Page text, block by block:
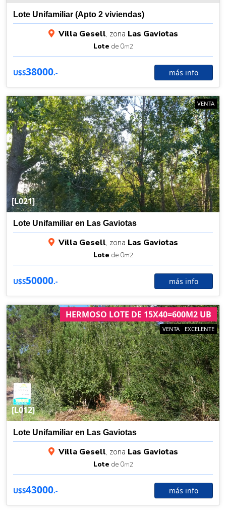
Lote Unifamiliar (Apto 2 viviendas)
Villa Gesell, zona Las Gaviotas
Lote de 0m2
U$S38000.- más info
[L021]
VENTA
Lote Unifamiliar en Las Gaviotas
Villa Gesell, zona Las Gaviotas
Lote de 0m2
U$S50000.- más info
[L012]
HERMOSO LOTE DE 15X40=600M2 UB
EXCELENTE
VENTA
Lote Unifamiliar en Las Gaviotas
Villa Gesell, zona Las Gaviotas
Lote de 0m2
U$S43000.- más info